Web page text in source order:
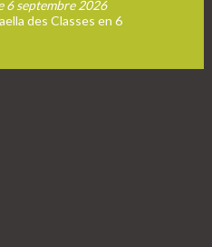
6 septembre 2026
des Classes en 6